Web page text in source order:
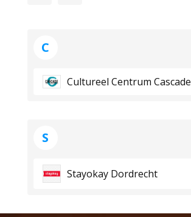
C
Cultureel Centrum Cascade
S
Stayokay Dordrecht